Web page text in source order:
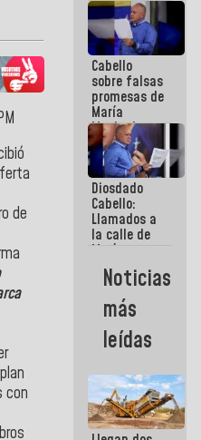
de
con
militancia
es la
organización
política más
sólida de
Venezuela
Cabello
sobre falsas
promesas de
María
Machado:
¿Quién le
puede creer?
¿Y la gente
que ella iba
a salvar en
La Guaira?
Diosdado
Cabello:
Llamados a
la calle de
María
Machado se
estrellaron
de frente
contra el
Pueblo
Noticias
más
leídas